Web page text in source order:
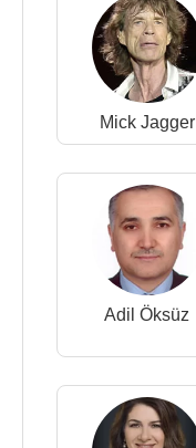
Mick Jagger
Adil Öksüz